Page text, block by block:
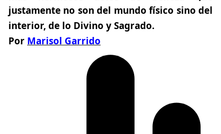
justamente no son del mundo físico sino del
interior, de lo Divino y Sagrado.
Por Marisol Garrido